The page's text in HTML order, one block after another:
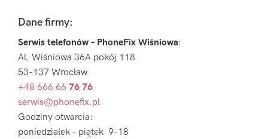
FooterDane firmy:
Serwis telefonów – PhoneFix Wiśniowa:
Al. Wiśniowa 36A pokój 118
53-137 Wrocław
+48 666 66 76 76
serwis@phonefix.pl
Godziny otwarcia:
poniedziałek – piątek 9-18